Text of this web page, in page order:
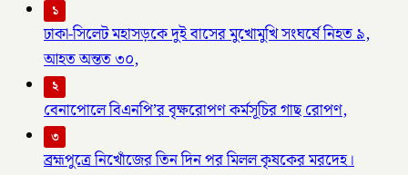
১
ঢাকা-সিলেট মহাসড়কে দুই বাসের মুখোমুখি সংঘর্ষে নিহত ৯,
আহত অন্তত ৩০,
২
বেনাপোলে বিএনপি’র বৃক্ষরোপণ কর্মসূচির গাছ রোপণ,
৩
ব্রহ্মপুত্রে নিখোঁজের তিন দিন পর মিলল কৃষকের মরদেহ।